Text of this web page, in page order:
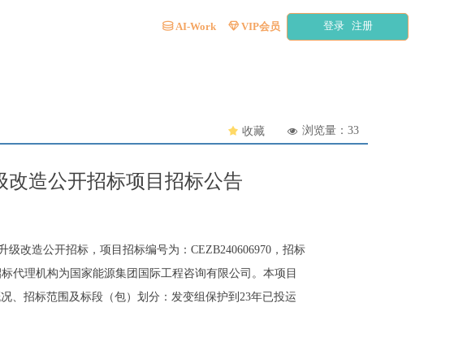
ꀹ AI-Work ꁐ VIP会员 登录 注册
改造公开招标项目招标公告
改造公开招标，项目招标编号为：CEZB240606970，招标
代理机构为国家能源集团国际工程咨询有限公司。本项目
、招标范围及标段（包）划分：发变组保护到23年已投运
넶 浏览量： 33
끄 收藏